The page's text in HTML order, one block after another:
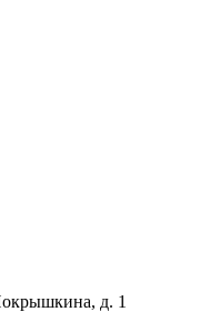
д. 1